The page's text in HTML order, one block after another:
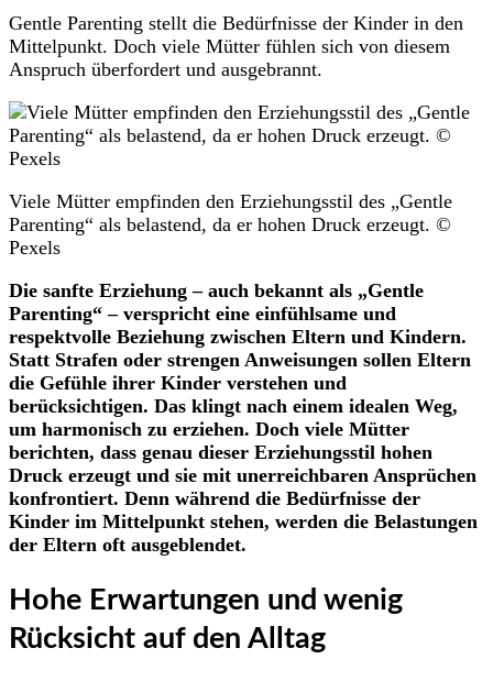
Gentle Parenting stellt die Bedürfnisse der Kinder in den
Mittelpunkt. Doch viele Mütter fühlen sich von diesem
Anspruch überfordert und ausgebrannt.
Viele Mütter empfinden den Erziehungsstil des „Gentle
Parenting“ als belastend, da er hohen Druck erzeugt. ©
Pexels
Die sanfte Erziehung – auch bekannt als „Gentle
Parenting“ – verspricht eine einfühlsame und
respektvolle Beziehung zwischen Eltern und Kindern.
Statt Strafen oder strengen Anweisungen sollen Eltern
die Gefühle ihrer Kinder verstehen und
berücksichtigen. Das klingt nach einem idealen Weg,
um harmonisch zu erziehen. Doch viele Mütter
berichten, dass genau dieser Erziehungsstil hohen
Druck erzeugt und sie mit unerreichbaren Ansprüchen
konfrontiert. Denn während die Bedürfnisse der
Kinder im Mittelpunkt stehen, werden die Belastungen
der Eltern oft ausgeblendet.
Hohe Erwartungen und wenig
Rücksicht auf den Alltag